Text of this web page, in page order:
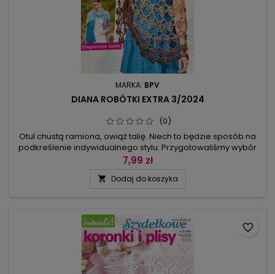
MARKA: BPV
DIANA ROBÓTKI EXTRA 3/2024
(0)
Otul chustą ramiona, owiąż talię. Niech to będzie sposób na
podkreślenie indywidualnego stylu. Przygotowaliśmy wybór
chust trójkątnych (lżejszych i grubszych) oraz kilka szali:
serduszka, z rombami i pajączkami. Są modele cieniowane z
7,99 zł
 Dodaj do koszyka
favorite_border